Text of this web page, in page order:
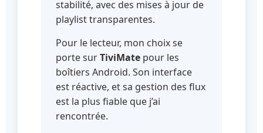
stabilité, avec des mises à jour de
playlist transparentes.
Pour le lecteur, mon choix se
porte surTiviMate pour les
boîtiers Android. Son interface
est réactive, et sa gestion des flux
est la plus fiable que j’ai
rencontrée.